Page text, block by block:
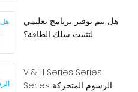
هل يتم توفير برنامج تعليمي
لتثبيت سلك الطاقة؟
V & H Series Series
Series الرسوم المتحركة